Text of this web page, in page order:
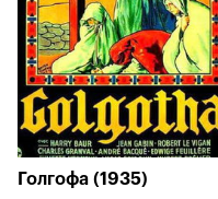
Голгофа (1935)